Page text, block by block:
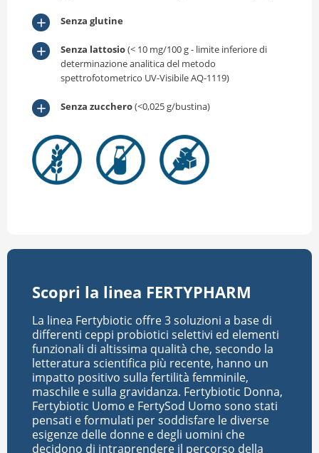
Senza glutine
Senza lattosio(< 10 mg/100 g - limite inferiore di
determinazione analitica del metodo
spettrofotometrico UV-Visibile AQ-1119)
Senza zucchero(<0,025 g/bustina)
Scopri la linea FERTYPHARM
La linea Fertybiotic offre 3 soluzioni a base di
differenti ceppi probiotici selettivi ed elementi
funzionali di altissima qualità che, secondo la
letteratura scientifica più recente, hanno un
impatto positivo sulla fertilità femminile,
maschile e sulla gravidanza. Fertybiotic Donna,
Fertybiotic Uomo e FertySod Uomo sono stati
pensati e formulati per soddisfare le diverse
esigenze delle donne e degli uomini che
decidono di intraprendere il percorso della